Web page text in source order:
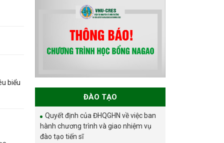
biểu
điều kiện dự tuyển
Chương trình đào
tạo tiến sĩ chuyên
ngành Môi trường
ĐÀO TẠO
Quyết định của ĐHQGHN về việc ban
hành chương trình và giao nhiệm vụ
đào tạo tiến sĩ